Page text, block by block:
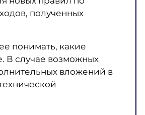
полученных
понимать, какие
В случае возможных
вложений в